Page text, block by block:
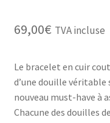
69,00€ TVA incluse
Le bracelet en cuir
d’une douille véritable
nouveau must-have à
Chacune des douilles